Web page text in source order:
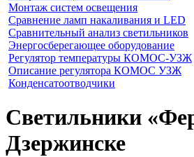
Монтаж систем освещения
Сравнение ламп накаливания и LED
Сравнительный анализ светильников
Энергосберегающее оборудование
Регулятор температуры КОМОС-УЗЖ
Описание регулятора КОМОС УЗЖ
Конденсатоотводчики
Светильники
Дзержинске